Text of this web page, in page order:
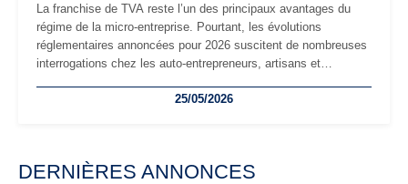
La franchise de TVA reste l’un des principaux avantages du
régime de la micro-entreprise. Pourtant, les évolutions
réglementaires annoncées pour 2026 suscitent de nombreuses
interrogations chez les auto-entrepreneurs, artisans et
facturation ou risque de bascule vers la TVA : les règles
25/05/2026
DERNIÈRES ANNONCES